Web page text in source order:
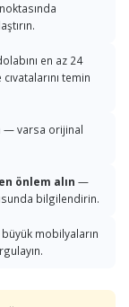
en az 24
temin
— varsa orijinal
önlem alın —
bilgilendirin.
mobilyaların